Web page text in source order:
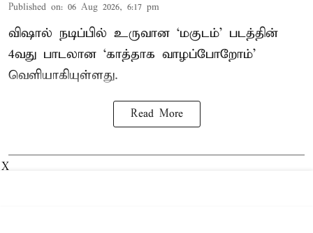
Published on: 06 Aug 2026, 6:17 pm
விஷால் நடிப்பில் உருவான ‘மகுடம்’ படத்தின்
4வது பாடலான ‘காத்தாக வாழப்போறோம்’
வெளியாகியுள்ளது.
Read More
X